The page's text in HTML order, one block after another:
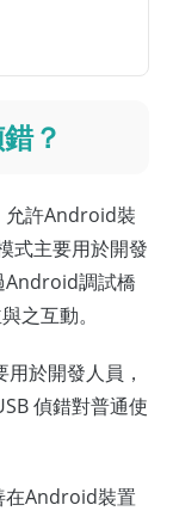
？
允許Android裝
式主要用於開發
Android調試橋
之互動。
於開發人員，
偵錯對普通使
在Android裝置